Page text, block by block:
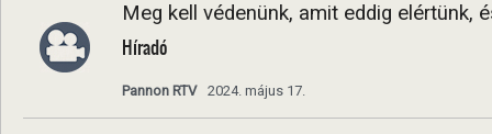
Meg kell védenünk, amit eddig elértünk,
Híradó
Pannon RTV 2024. május 17.